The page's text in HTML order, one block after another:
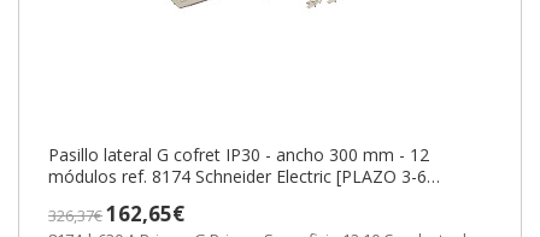
Pasillo lateral G cofret IP30 - ancho 300 mm - 12
módulos ref. 8174 Schneider Electric [PLAZO 3-6
326,37€162,65€